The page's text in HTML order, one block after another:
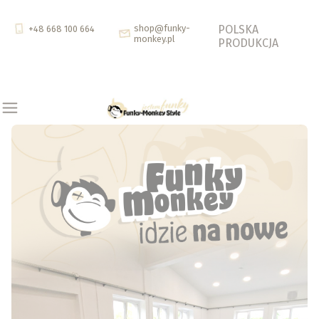
+48 668 100 664
shop@funky-
monkey.pl
POLSKA
PRODUKCJA